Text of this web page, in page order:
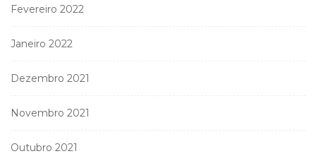
Fevereiro 2022
Janeiro 2022
Dezembro 2021
Novembro 2021
Outubro 2021